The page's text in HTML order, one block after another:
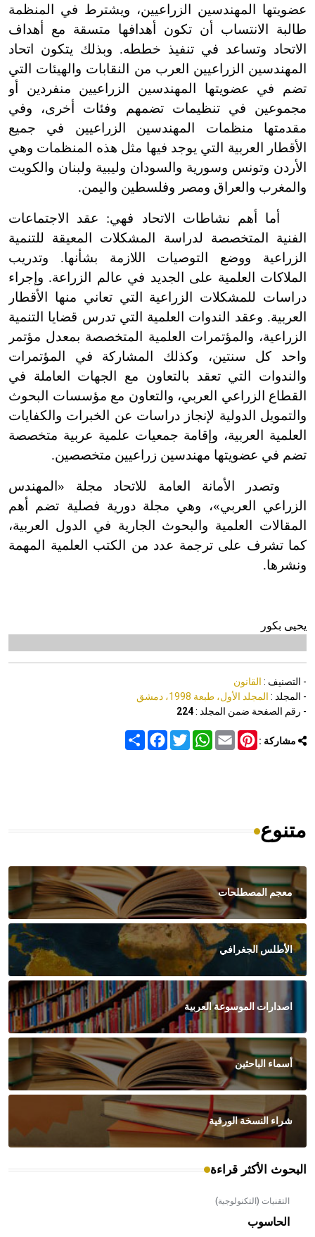
عضويتها المهندسين الزراعيين، ويشترط في المنظمة
طالبة الانتساب أن تكون أهدافها متسقة مع أهداف
الاتحاد وتساعد في تنفيذ خططه. وبذلك يتكون اتحاد
المهندسين الزراعيين العرب من النقابات والهيئات التي
تضم في عضويتها المهندسين الزراعيين منفردين أو
مجموعين في تنظيمات تضمهم وفئات أخرى، وفي
مقدمتها منظمات المهندسين الزراعيين في جميع
الأقطار العربية التي يوجد فيها مثل هذه المنظمات وهي
الأردن وتونس وسورية والسودان وليبية ولبنان والكويت
والمغرب والعراق ومصر وفلسطين واليمن.
أما أهم نشاطات الاتحاد فهي: عقد الاجتماعات
الفنية المتخصصة لدراسة المشكلات المعيقة للتنمية
الزراعية ووضع التوصيات اللازمة بشأنها. وتدريب
الملاكات العلمية على الجديد في عالم الزراعة. وإجراء
دراسات للمشكلات الزراعية التي تعاني منها الأقطار
العربية. وعقد الندوات العلمية التي تدرس قضايا التنمية
الزراعية، والمؤتمرات العلمية المتخصصة بمعدل مؤتمر
واحد كل سنتين، وكذلك المشاركة في المؤتمرات
والندوات التي تعقد بالتعاون مع الجهات العاملة في
القطاع الزراعي العربي، والتعاون مع مؤسسات البحوث
والتمويل الدولية لإنجاز دراسات عن الخبرات والكفايات
العلمية العربية، وإقامة جمعيات علمية عربية متخصصة
تضم في عضويتها مهندسين زراعيين متخصصين.
وتصدر الأمانة العامة للاتحاد مجلة « المهندس
الزراعي العربي»، وهي مجلة دورية فصلية تضم أهم
المقالات العلمية والبحوث الجارية في الدول العربية،
كما تشرف على ترجمة عدد من الكتب العلمية المهمة
ونشرها.
يحيى بكور
- التصنيف : القانون
- المجلد : المجلد الأول، طبعة 1998، دمشق
- رقم الصفحة ضمن المجلد :224
مشاركة : Share
FacebookTwitter
WhatsAppEmail
Pinterest
متنوع
معجم المصطلحات
الأطلس الجغرافي
اصدارات الموسوعة العربية
أسماء الباحثين
شراء النسخة الورقية
البحوث الأكثر قراءة
التقنيات (التكنولوجية)
الحاسوب